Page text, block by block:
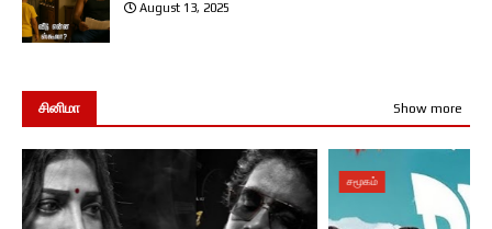
August 13, 2025
சினிமா Show more
சமூகம்